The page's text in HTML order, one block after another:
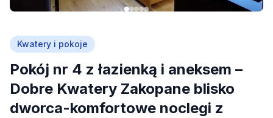
Kwatery i pokoje
Pokój nr 4 z łazienką i aneksem –
Dobre Kwatery Zakopane blisko
dworca-komfortowe noclegi z